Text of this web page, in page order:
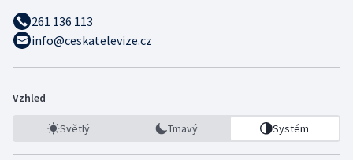
261 136 113
info@ceskatelevize.cz
Vzhled
Světlý Tmavý Systém